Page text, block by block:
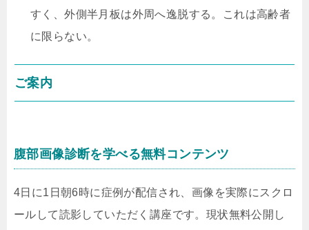
すく、外側半月板は外周へ逸脱する。これは高齢者
に限らない。
ご案内
腹部画像診断を学べる無料コンテンツ
4日に1日朝6時に症例が配信され、画像を実際にスクロ
ールして読影していただく講座です。現状無料公開し